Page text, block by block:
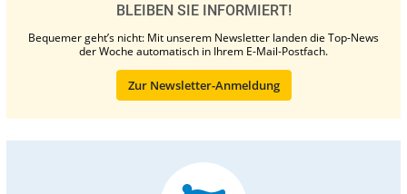
BLEIBEN SIE INFORMIERT!
Bequemer geht’s nicht: Mit unserem Newsletter landen die Top-News
der Woche automatisch in Ihrem E-Mail-Postfach.
Zur Newsletter-Anmeldung